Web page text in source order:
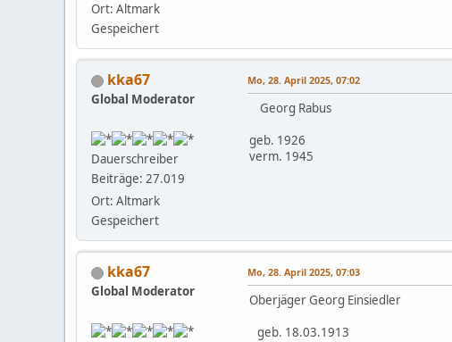
Ort: Altmark
Gespeichert
kka67
Global Moderator
Dauerschreiber
Beiträge: 27.019
Ort: Altmark
Gespeichert
Mo, 28. April 2025, 07:02
Georg Rabus
geb. 1926
verm. 1945
kka67
Global Moderator
Mo, 28. April 2025, 07:03
Oberjäger Georg Einsiedler
geb. 18.03.1913